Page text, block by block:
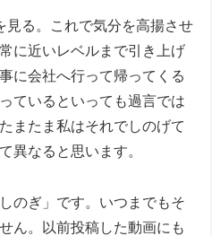
見る。これで気分を高揚させ
に近いレベルまで引き上げ
に会社へ行って帰ってくる
ているといっても過言では
またま私はそれでしのげて
異なると思います。
のぎ」です。いつまでもそ
ん。以前投稿した動画にも